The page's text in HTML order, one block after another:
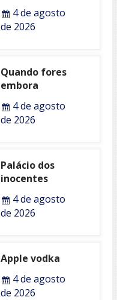
4 de agosto
de 2026
Quando fores
embora
4 de agosto
de 2026
Palácio dos
inocentes
4 de agosto
de 2026
Apple vodka
4 de agosto
de 2026